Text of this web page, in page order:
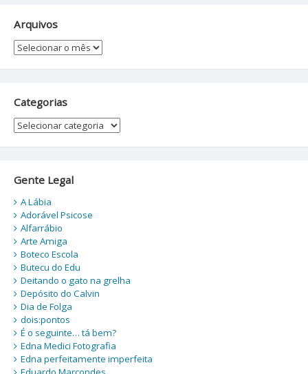
Arquivos
Arquivos
Categorias
Categorias
Gente Legal
A Lábia
Adorável Psicose
Alfarrábio
Arte Amiga
Boteco Escola
Butecu do Edu
Deitando o gato na grelha
Depósito do Calvin
Dia de Folga
dois:pontos
É o seguinte… tá bem?
Edna Medici Fotografia
Edna perfeitamente imperfeita